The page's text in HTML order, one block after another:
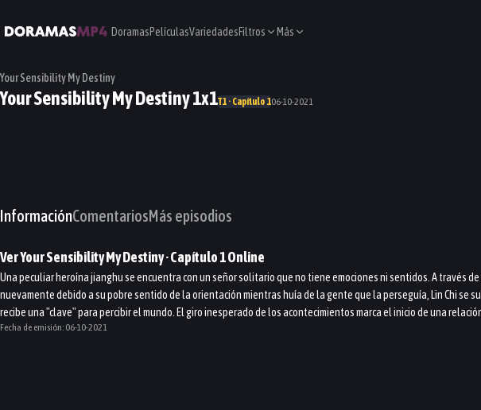
DoramasPelículasVariedadesFiltros Más
Your Sensibility My Destiny
Your Sensibility My Destiny 1x1T1 · Capítulo 106-10-2021
InformaciónComentariosMás episodios
VerYour Sensibility My Destiny· Capítulo1Online
Una peculiar heroína jianghu se encuentra con un señor solitario que no tiene emociones ni sentidos. A través
nuevamente debido a su pobre sentido de la orientación mientras huía de la gente que la perseguía, Lin Chi se
recibe una "clave" para percibir el mundo. El giro inesperado de los acontecimientos marca el inicio de una
Fecha de emisión: 06-10-2021